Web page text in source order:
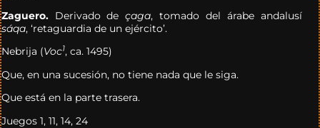
Zaguero. Derivado de çaga, tomado del árabe andalusí
sáqa, ‘retaguardia de un ejército’.
Nebrija (Voc1, ca. 1495)
Que, en una sucesión, no tiene nada que le siga.
Que está en la parte trasera.
Juegos 1, 11, 14, 24